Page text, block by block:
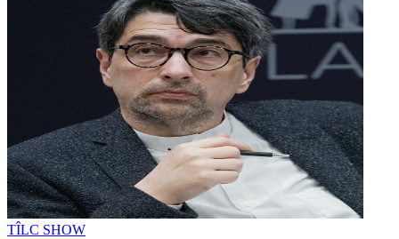
TÎLC SHOW